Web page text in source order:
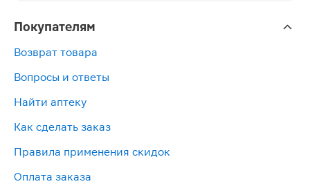
Покупателям
Возврат товара
Вопросы и ответы
Найти аптеку
Как сделать заказ
Правила применения скидок
Оплата заказа